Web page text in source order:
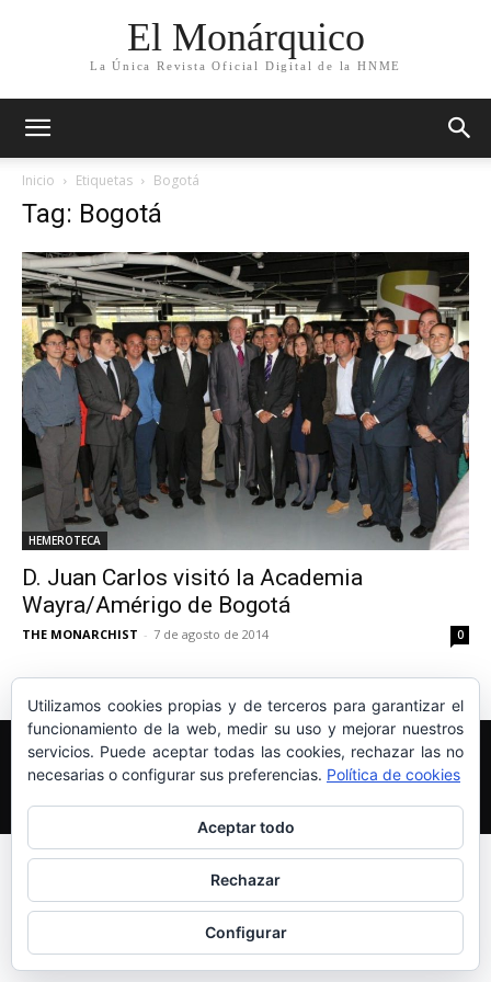
El Monárquico
La Única Revista Oficial Digital de la HNME
Inicio Etiquetas Bogotá
Tag: Bogotá
HEMEROTECA
D. Juan Carlos visitó la Academia
Wayra/Amérigo de Bogotá
THE MONARCHIST - 7 de agosto de 2014 0
Edición y Redacción Aviso legal
Política de cookies
Más información sobre las cookies
© Newspaper WordPress Theme by TagDiv
Utilizamos cookies propias y de terceros para garantizar el
funcionamiento de la web, medir su uso y mejorar nuestros
servicios. Puede aceptar todas las cookies, rechazar las no
necesarias o configurar sus preferencias. Política de cookies
Aceptar todo
Rechazar
Configurar